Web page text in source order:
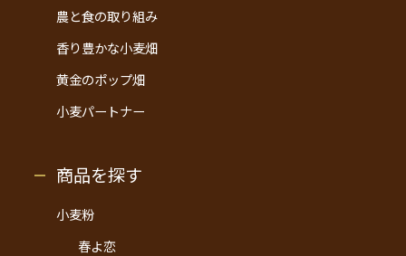
農と食の取り組み
香り豊かな小麦畑
黄金のポップ畑
小麦パートナー
商品を探す
小麦粉
春よ恋